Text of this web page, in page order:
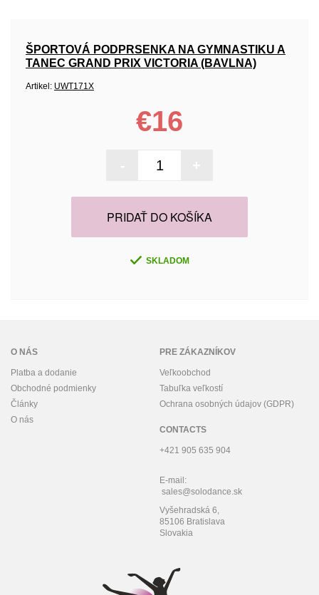
ŠPORTOVÁ PODPRSENKA NA GYMNASTIKU A
TANEC GRAND PRIX VICTORIA (BAVLNA)
Artikel: UWT171X
€16
PRIDAŤ DO KOŠÍKA
SKLADOM
O NÁS
Platba a dodanie
Obchodné podmienky
Články
O nás
PRE ZÁKAZNÍKOV
Veľkoobchod
Tabuľka veľkostí
Ochrana osobných údajov (GDPR)
CONTACTS
+421 905 635 904
E-mail:
sales@solodance.sk
Vyšehradská 6,
85106 Bratislava
Slovakia